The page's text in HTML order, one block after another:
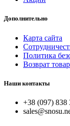
Дополнительно
Карта сайта
Политика
Возврат
Наши контакты
+38 (097) 838